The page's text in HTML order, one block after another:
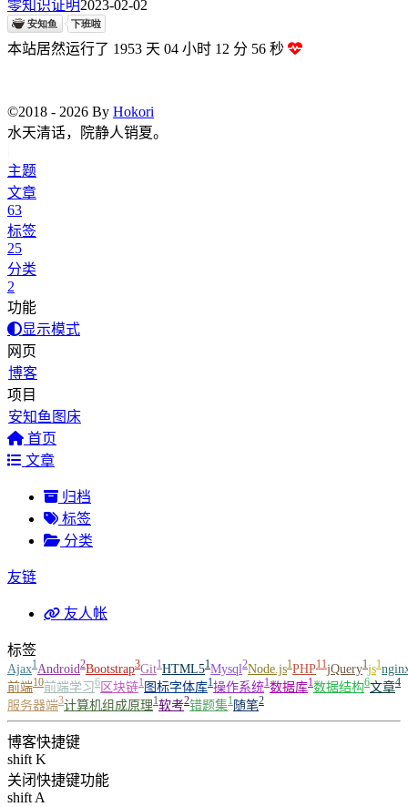
零知识证明2023-02-02
本站居然运行了 1953 天 04 小时 12 分 58 秒
©2018 - 2026 By Hokori
水天清
主题
文章
63
标签
25
分类
2
功能
显示模式
网页
博客
项目
安知鱼图床
首页
文章
归档
标签
分类
友链
友人帐
标签
Ajax1Android2Bootstrap3Git1HTML51Mysql2Node.js1PHP11jQuery1js1
前端10前端学习6区块链1 图标字体库1操作系统1数据库1数据结构6文章4
服务器端3计算机组成原理1软考2错题集1 随笔2
博客快捷键
shift K
关闭快捷键功能
shift A